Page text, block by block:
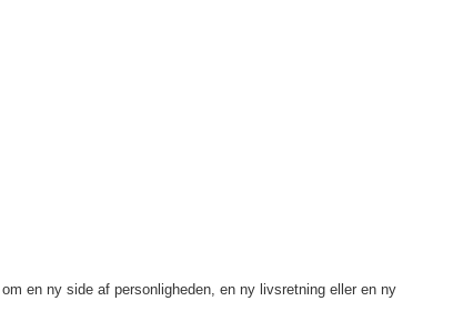
en ny side af personligheden, en ny livsretning eller en ny